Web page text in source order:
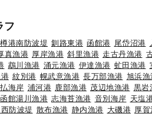
フ
港南防波堤 釧路東港 函館港 尾岱沼港
真漁港 厚岸漁港 斜里漁港 走古丹漁港
鵡川漁港 涌元漁港 伊達漁港 虻田漁港
紋別港 幌武意漁港 長万部漁港 旭浜漁
海岸 浦河港 鹿部漁港 茂辺地漁港 黒岩
函館湯川漁港 志海苔漁港 音別海岸 天塩
防波堤 散布漁港 静内漁港 大磯港 厚